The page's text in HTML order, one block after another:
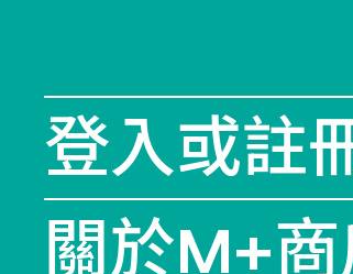
登入或註
關於M+